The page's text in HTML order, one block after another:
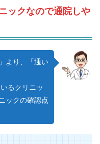
ックなので通院しや
より、「通い
るクリニッ
ックの確認点